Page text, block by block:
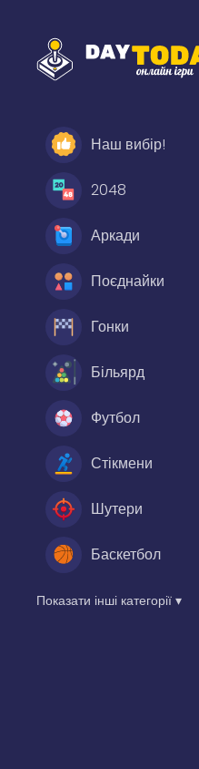
Наш вибір!
2048
Аркади
Поєднайки
Гонки
Більярд
Футбол
Стікмени
Шутери
Баскетбол
Показати інші категорії ▾